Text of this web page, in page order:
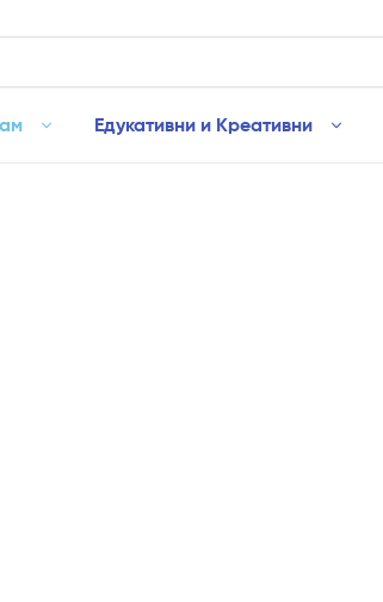
Едукативни и Креативни